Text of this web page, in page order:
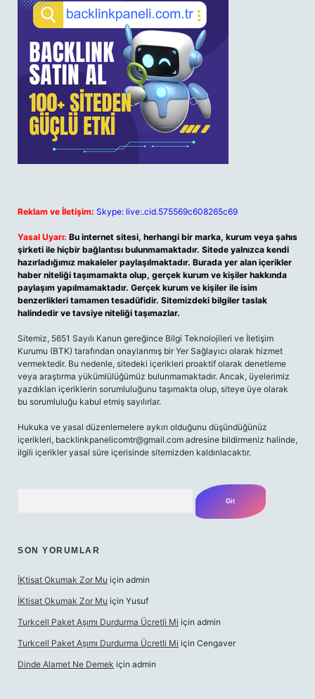
Reklam ve İletişim: Skype: live:.cid.575569c608265c69
Yasal Uyarı: Bu internet sitesi, herhangi bir marka, kurum veya şahıs
şirketi ile hiçbir bağlantısı bulunmamaktadır. Sitede yalnızca kendi
hazırladığımız makaleler paylaşılmaktadır. Burada yer alan içerikler
haber niteliği taşımamakta olup, gerçek kurum ve kişiler hakkında
paylaşım yapılmamaktadır. Gerçek kurum ve kişiler ile isim
benzerlikleri tamamen tesadüfidir. Sitemizdeki bilgiler taslak
halindedir ve tavsiye niteliği taşımazlar.
Sitemiz, 5651 Sayılı Kanun gereğince Bilgi Teknolojileri ve İletişim
Kurumu (BTK) tarafından onaylanmış bir Yer Sağlayıcı olarak hizmet
vermektedir. Bu nedenle, sitedeki içerikleri proaktif olarak denetleme
veya araştırma yükümlülüğümüz bulunmamaktadır. Ancak, üyelerimiz
yazdıkları içeriklerin sorumluluğunu taşımakta olup, siteye üye olarak
bu sorumluluğu kabul etmiş sayılırlar.
Hukuka ve yasal düzenlemelere aykırı olduğunu düşündüğünüz
içerikleri, backlinkpanelicomtr@gmail.com adresine bildirmeniz halinde,
ilgili içerikler yasal süre içerisinde sitemizden kaldırılacaktır.
SON YORUMLAR
İKtisat Okumak Zor Mu için admin
İKtisat Okumak Zor Mu için Yusuf
Turkcell Paket Aşımı Durdurma Ücretli Mi için admin
Turkcell Paket Aşımı Durdurma Ücretli Mi için Cengaver
Dinde Alamet Ne Demek için admin